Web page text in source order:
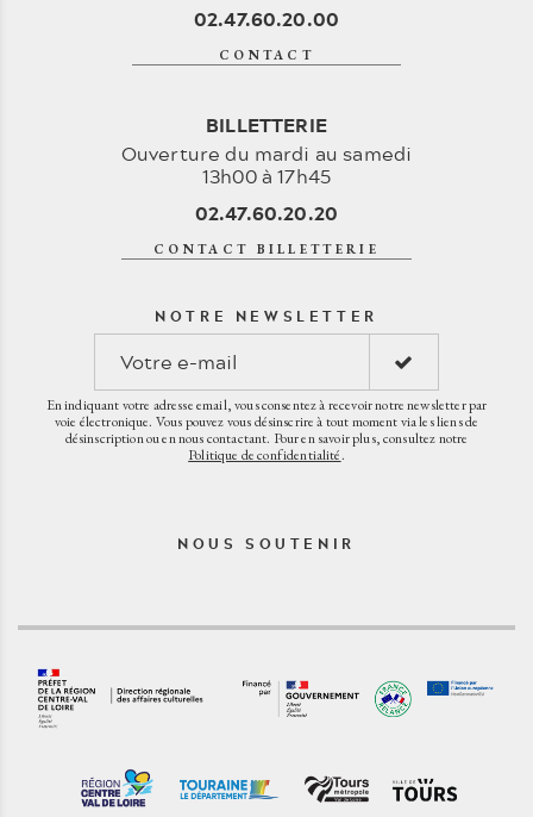
02.47.60.20.00
CONTACT
BILLETTERIE
Ouverture du mardi au samedi
13h00 à 17h45
02.47.60.20.20
CONTACT BILLETTERIE
NOTRE NEWSLETTER
En indiquant votre adresse email, vous consentez à recevoir notre newsletter par
voie électronique. Vous pouvez vous désinscrire à tout moment via les liens de
désinscription ou en nous contactant. Pour en savoir plus, consultez notre
Politique de confidentialité.
NOUS SOUTENIR